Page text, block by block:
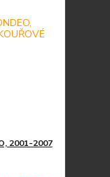
2001-2007